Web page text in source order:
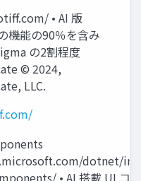
• AI 版
機能の90％を含み
の2割程度
©︎ 2024,
LLC.
dotnet/